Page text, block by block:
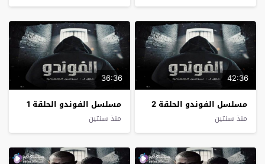
42:36
مسلسل الفوندو الحلقة 2
منذ سنتين
36:36
مسلسل الفوندو الحلقة 1
منذ سنتين